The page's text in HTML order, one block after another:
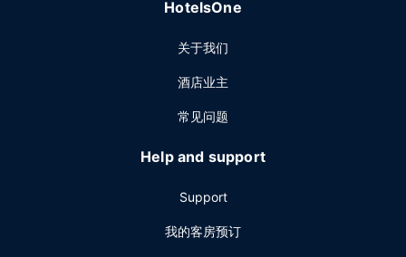
HotelsOne
关于我们
酒店业主
常见问题
Help and support
Support
我的客房预订